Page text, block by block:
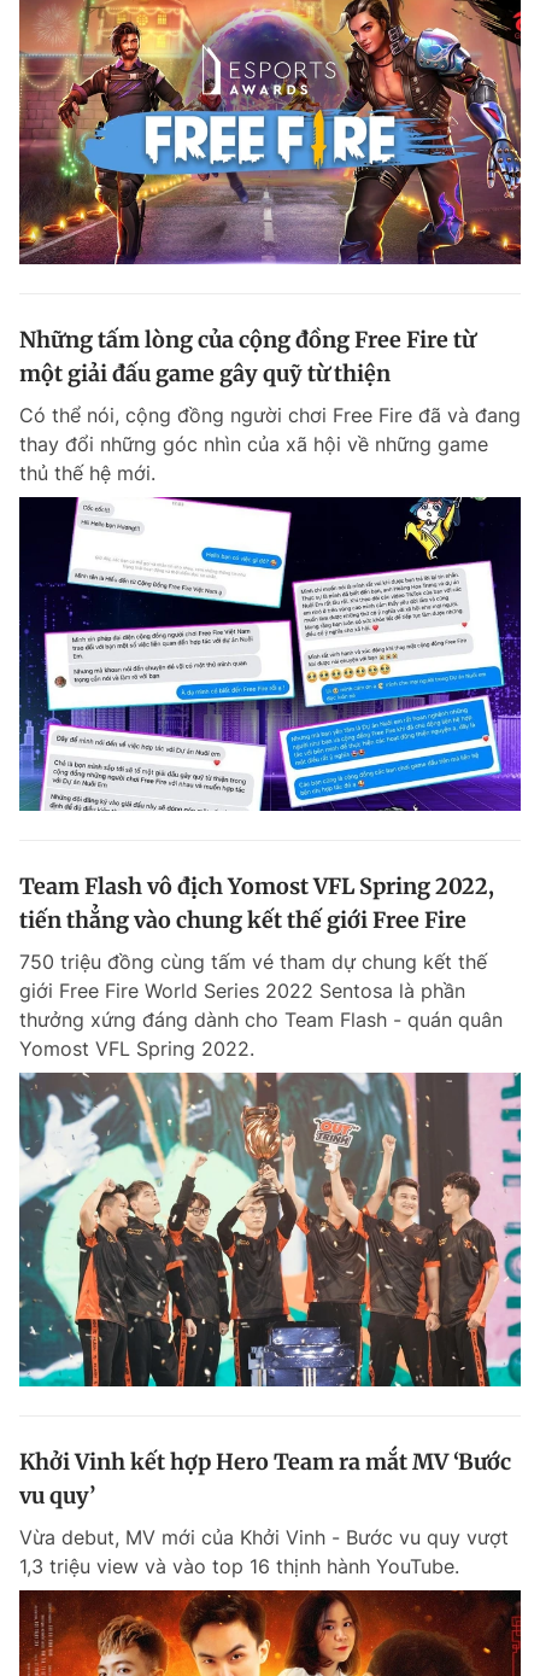
Theo dõi báo trên
Hotline
0906 645 777
Liên hệ quảng cáo
0908 780 404
Đặt báo Quảng cáo RSS Tòa soạn Chính sách bảo
Phó tổng biên tập: Lâm Hiếu Dũng
Phó tổng biên tập: Trần Việt Hưng
Tổng thư ký tòa soạn: Đức Trung
Giấy phép xuất bản số 110/GP - BTTTT cấp ngày 24.3.2020
© 2003-2026 Bản quyền thuộc về Báo Thanh Niên. Cấm sao chép
dưới mọi hình thức nếu không có sự chấp thuận bằng văn bản.
Phát triển bởi ePi Technologies, JSC.
Những tấm lòng của cộng đồng Free Fire từ
một giải đấu game gây quỹ từ thiện
Có thể nói, cộng đồng người chơi Free Fire đã và đang
thay đổi những góc nhìn của xã hội về những game
thủ thế hệ mới.
Team Flash vô địch Yomost VFL Spring 2022,
tiến thẳng vào chung kết thế giới Free Fire
750 triệu đồng cùng tấm vé tham dự chung kết thế
giới Free Fire World Series 2022 Sentosa là phần
thưởng xứng đáng dành cho Team Flash - quán quân
Yomost VFL Spring 2022.
Khởi Vinh kết hợp Hero Team ra mắt MV ‘Bước
vu quy’
Vừa debut, MV mới của Khởi Vinh - Bước vu quy vượt
1,3 triệu view và vào top 16 thịnh hành YouTube.